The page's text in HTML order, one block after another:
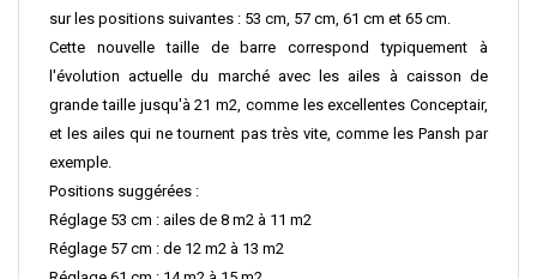
sur les positions suivantes : 53 cm, 57 cm, 61 cm et 65 cm.
Cette nouvelle taille de barre correspond typiquement à
l'évolution actuelle du marché avec les ailes à caisson de
grande taille jusqu'à 21 m2, comme les excellentes Conceptair,
et les ailes qui ne tournent pas très vite, comme les Pansh par
exemple.
Positions suggérées :
Réglage 53 cm : ailes de 8 m2 à 11 m2
Réglage 57 cm : de 12 m2 à 13 m2